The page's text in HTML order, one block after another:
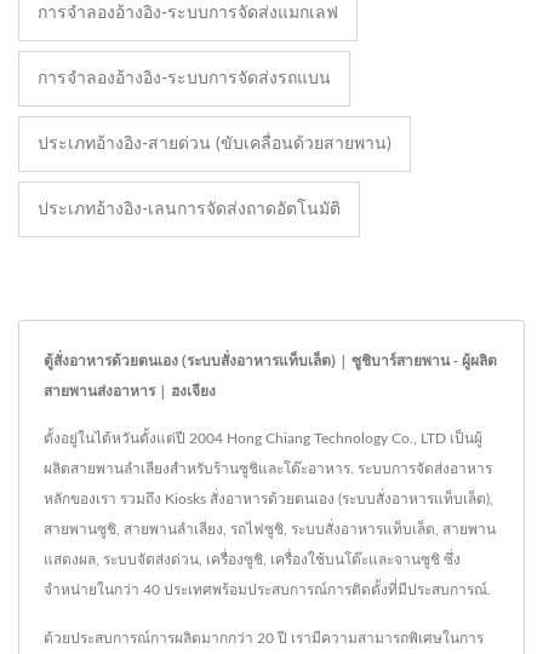
การจำลองอ้างอิง-ระบบการจัดส่งแมกเลฟ
การจำลองอ้างอิง-ระบบการจัดส่งรถแบน
ประเภทอ้างอิง-สายด่วน (ขับเคลื่อนด้วยสายพาน)
ประเภทอ้างอิง-เลนการจัดส่งถาดอัตโนมัติ
ตู้สั่งอาหารด้วยตนเอง (ระบบสั่งอาหารแท็บเล็ต) | ซูชิบาร์สายพาน - ผู้ผลิต
สายพานส่งอาหาร | ฮงเจียง
ตั้งอยู่ในไต้หวันตั้งแต่ปี 2004 Hong Chiang Technology Co., LTD เป็นผู้
ผลิตสายพานลำเลียงสำหรับร้านซูชิและโต๊ะอาหาร. ระบบการจัดส่งอาหาร
หลักของเรา รวมถึง Kiosks สั่งอาหารด้วยตนเอง (ระบบสั่งอาหารแท็บเล็ต),
สายพานซูชิ, สายพานลำเลียง, รถไฟซูชิ, ระบบสั่งอาหารแท็บเล็ต, สายพาน
แสดงผล, ระบบจัดส่งด่วน, เครื่องซูชิ, เครื่องใช้บนโต๊ะและจานซูชิ ซึ่ง
จำหน่ายในกว่า 40 ประเทศพร้อมประสบการณ์การติดตั้งที่มีประสบการณ์.
ด้วยประสบการณ์การผลิตมากกว่า 20 ปี เรามีความสามารถพิเศษในการ